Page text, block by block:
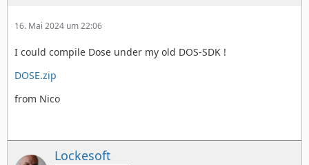
16. Mai 2024 um 22:06
I could compile Dose under my old DOS-SDK !
DOSE.zip
from Nico
Lockesoft